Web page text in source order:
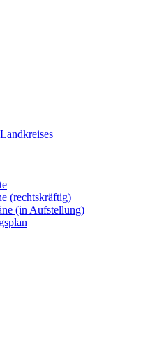
(rechtskräftig)
(in Aufstellung)